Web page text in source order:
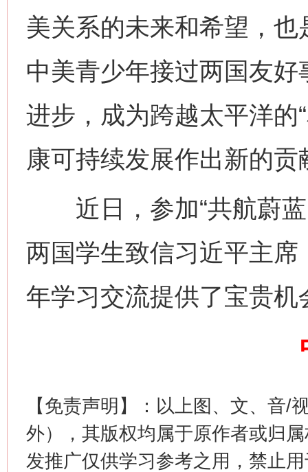
美关系的未来和希望，
中美青少年接过两国友
进步，成为跨越太平洋的
康可持续发展作出新的贡
近日，参加“共航蔚蓝
两国学生致信习近平主席
年学习交流提供了宝贵机
【免责声明】：以上图、文、音/
外），其版权均属于原作者或归
发推广仅供学习参考之用，禁止
这是一记警钟！ 谢
今